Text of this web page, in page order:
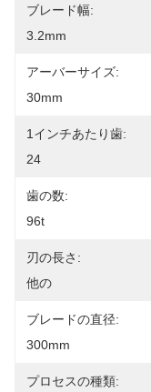
ブレード幅:
3.2mm
アーバーサイズ:
30mm
1インチあたり歯:
24
歯の数:
96t
刃の長さ:
他の
ブレードの直径:
300mm
プロセスの種類: